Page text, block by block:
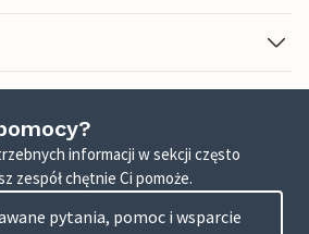
informacji w sekcji często
zespół chętnie Ci pomoże.
pytania, pomoc i wsparcie